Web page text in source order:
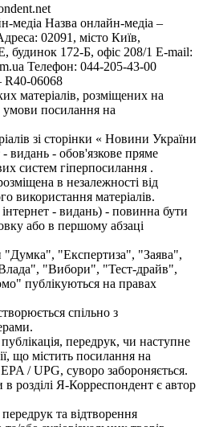
медіа Назва онлайн-медіа –
02091, місто Київ,
172-Б, офіс 208/1 E-mail:
Телефон: 044-205-43-00
R40-06068
матеріалів, розміщених на
умови посилання на
зі сторінки « Новини України
- видань - обов'язкове пряме
систем гіперпосилання .
в незалежності від
використання матеріалів.
- видань) - повинна бути
або в першому абзаці
"Думка", "Експертиза", "Заява",
"Вибори", "Тест-драйв",
публікуються на правах
спільно з
передрук, чи наступне
що містить посилання на
/ UPG, суворо забороняється.
розділі Я-Корреспондент є автор
та відтворення